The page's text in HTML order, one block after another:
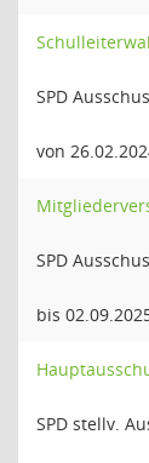
SPD
von
SPD
bis
SPD stellv.